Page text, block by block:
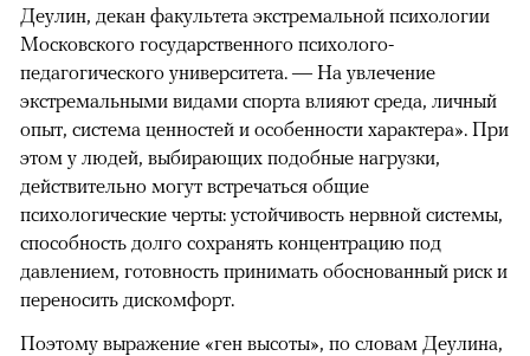
Деулин, декан факультета экстремальной психологии
Московского государственного психолого-
педагогического университета. — На увлечение
экстремальными видами спорта влияют среда, личный
опыт, система ценностей и особенности характера». При
этом у людей, выбирающих подобные нагрузки,
действительно могут встречаться общие
психологические черты: устойчивость нервной системы,
способность долго сохранять концентрацию под
давлением, готовность принимать обоснованный риск и
переносить дискомфорт.
Поэтому выражение «ген высоты», по словам Деулина,